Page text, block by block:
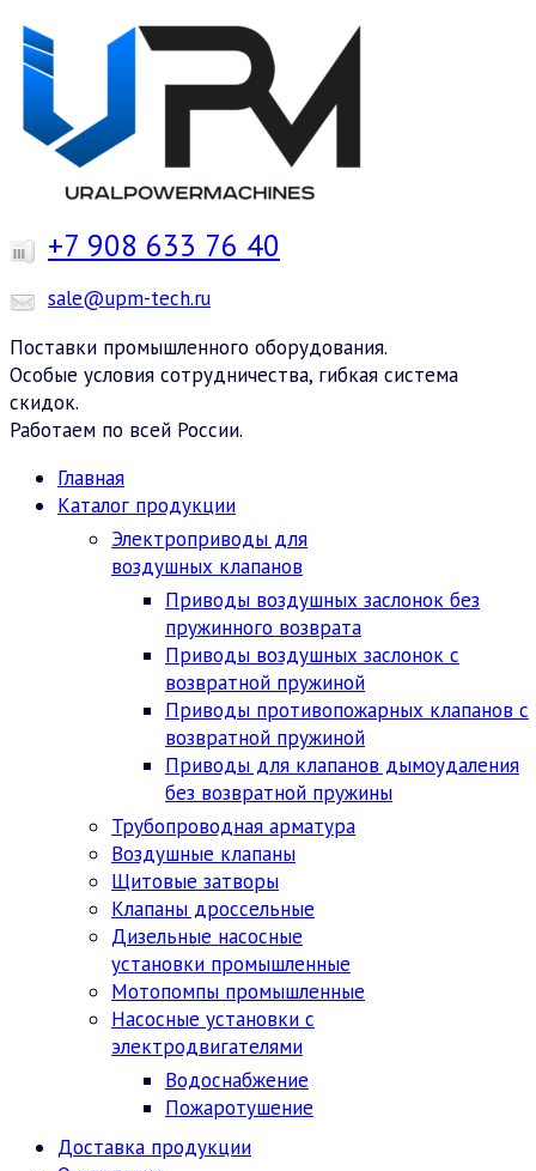
+7 908 633 76 40
sale@upm-tech.ru
Поставки промышленного оборудования.
Особые условия сотрудничества, гибкая система
скидок.
Работаем по всей России.
Главная
Каталог продукции
Электроприводы для
воздушных клапанов
Приводы воздушных заслонок без
пружинного возврата
Приводы воздушных заслонок с
возвратной пружиной
Приводы противопожарных клапанов с
возвратной пружиной
Приводы для клапанов дымоудаления
без возвратной пружины
Трубопроводная арматура
Воздушные клапаны
Щитовые затворы
Клапаны дроссельные
Дизельные насосные
установки промышленные
Мотопомпы промышленные
Насосные установки с
электродвигателями
Водоснабжение
Пожаротушение
Доставка продукции